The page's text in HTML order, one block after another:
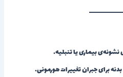
بیماری یا تنبلیه.
برای جبران تغییرات هورمونی.